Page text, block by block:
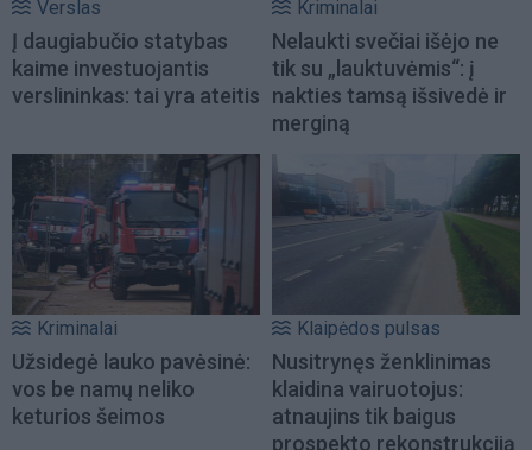
Verslas
Į daugiabučio statybas
kaime investuojantis
verslininkas: tai yra ateitis
Kriminalai
Nelaukti svečiai išėjo ne
tik su „lauktuvėmis“: į
nakties tamsą išsivedė ir
merginą
Kriminalai
Užsidegė lauko pavėsinė:
vos be namų neliko
keturios šeimos
Klaipėdos pulsas
Nusitrynęs ženklinimas
klaidina vairuotojus:
atnaujins tik baigus
prospekto rekonstrukciją